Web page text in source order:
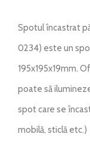
Spotul încastrat
0234) este un
195x195x19mm.
poate să
spot care se
mobilă, sticlă etc.)